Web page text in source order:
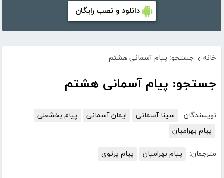
دانلود و نصب رایگان
خانه › جستجو: پیام آسمانی هشتم
جستجو: پیام آسمانی هشتم
نویسندگان: سینا آسمانی ایمان آسمانی
پیام بخشعلی
پیام بهرامیان
مترجمان: پیام بهرامیان پیام پرتوی